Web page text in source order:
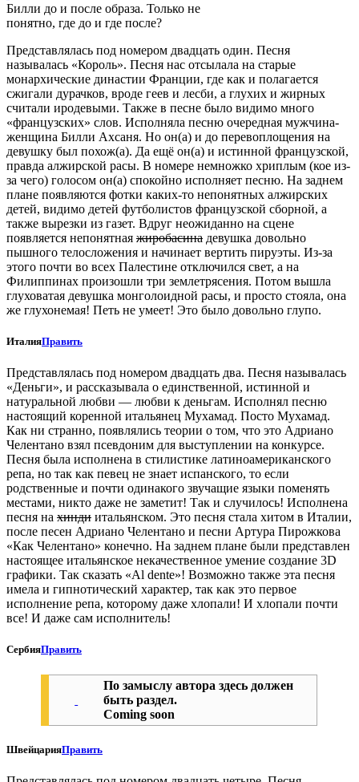
Билли до и после образа. Только не
понятно, где до и где после?
Представлялась под номером двадцать один. Песня
называлась «Король». Песня нас отсылала на старые
монархические династии Франции, где как и полагается
сжигали дурачков, вроде геев и лесби, а глухих и жирных
считали иродевыми. Также в песне было видимо много
«французских» слов. Исполняла песню очередная мужчина-
женщина Билли Ахсаня. Но он(а) и до перевоплощения на
девушку был похож(а). Да ещё он(а) и истинной французской,
правда алжирской расы. В номере немножко хриплым (кое из-
за чего) голосом он(а) спокойно исполняет песню. На заднем
плане появляются фотки каких-то непонятных алжирских
детей, видимо детей футболистов французской сборной, а
также вырезки из газет. Вдруг неожиданно на сцене
появляется непонятная жиробасина девушка довольно
пышного телосложения и начинает вертить пируэты. Из-за
этого почти во всех Палестине отключился свет, а на
Филиппинах произошли три землетрясения. Потом вышла
глуховатая девушка монголоидной расы, и просто стояла, она
же глухонемая! Петь не умеет! Это было довольно глупо.
ИталияПравить
Представлялась под номером двадцать два. Песня называлась
«Деньги», и рассказывала о единственной, истинной и
натуральной любви — любви к деньгам. Исполнял песню
настоящий коренной итальянец Мухамад. Посто Мухамад.
Как ни странно, появлялись теории о том, что это Адриано
Челентано взял псевдоним для выступлении на конкурсе.
Песня была исполнена в стилистике латиноамериканского
репа, но так как певец не знает испанского, то если
родственные и почти одинакого звучащие языки поменять
местами, никто даже не заметит! Так и случилось! Исполнена
песня на хинди итальянском. Это песня стала хитом в Италии,
после песен Адриано Челентано и песни Артура Пирожкова
«Как Челентано» конечно. На заднем плане были представлен
настоящее итальянское некачественное умение создание 3D
графики. Так сказать «Al dente»! Возможно также эта песня
имела и гипнотический характер, так как это первое
исполнение репа, которому даже хлопали! И хлопали почти
все! И даже сам исполнитель!
СербияПравить
По замыслу автора здесь должен
быть раздел.
Coming soon
ШвейцарияПравить